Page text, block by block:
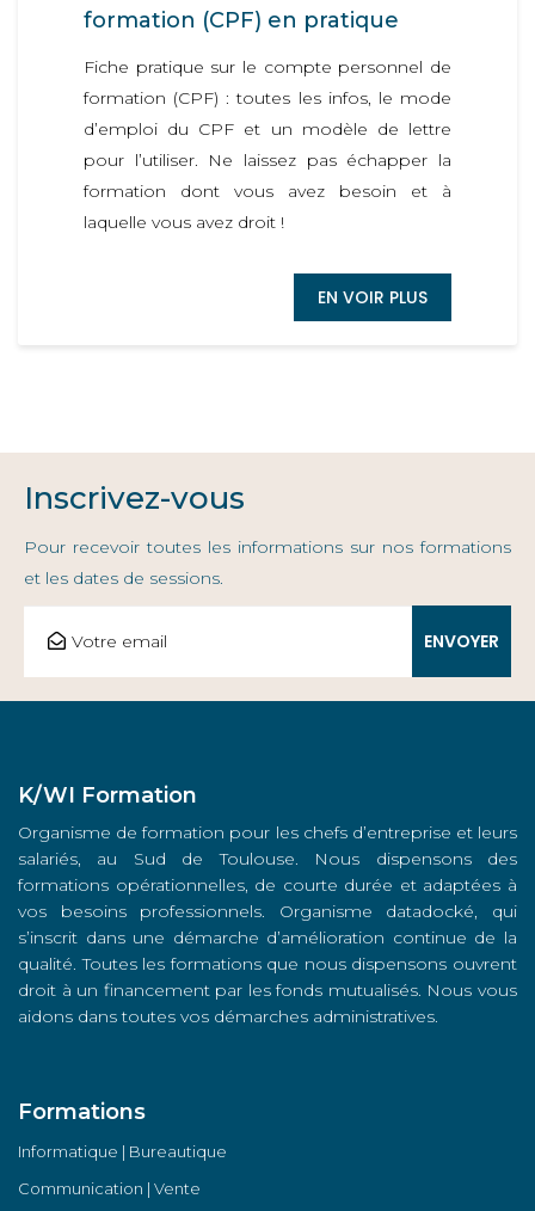
formation (CPF) en pratique
Fiche pratique sur le compte personnel de
formation (CPF) : toutes les infos, le mode
d’emploi du CPF et un modèle de lettre
pour l’utiliser. Ne laissez pas échapper la
formation dont vous avez besoin et à
laquelle vous avez droit !
EN VOIR PLUS
Inscrivez-vous
Pour recevoir toutes les informations sur nos formations
et les dates de sessions.
K/WI Formation
Organisme de formation pour les chefs d’entreprise et leurs
salariés, au Sud de Toulouse. Nous dispensons des
formations opérationnelles, de courte durée et adaptées à
vos besoins professionnels. Organisme datadocké, qui
s’inscrit dans une démarche d’amélioration continue de la
qualité. Toutes les formations que nous dispensons ouvrent
droit à un financement par les fonds mutualisés. Nous vous
aidons dans toutes vos démarches administratives.
Formations
Informatique | Bureautique
Communication | Vente